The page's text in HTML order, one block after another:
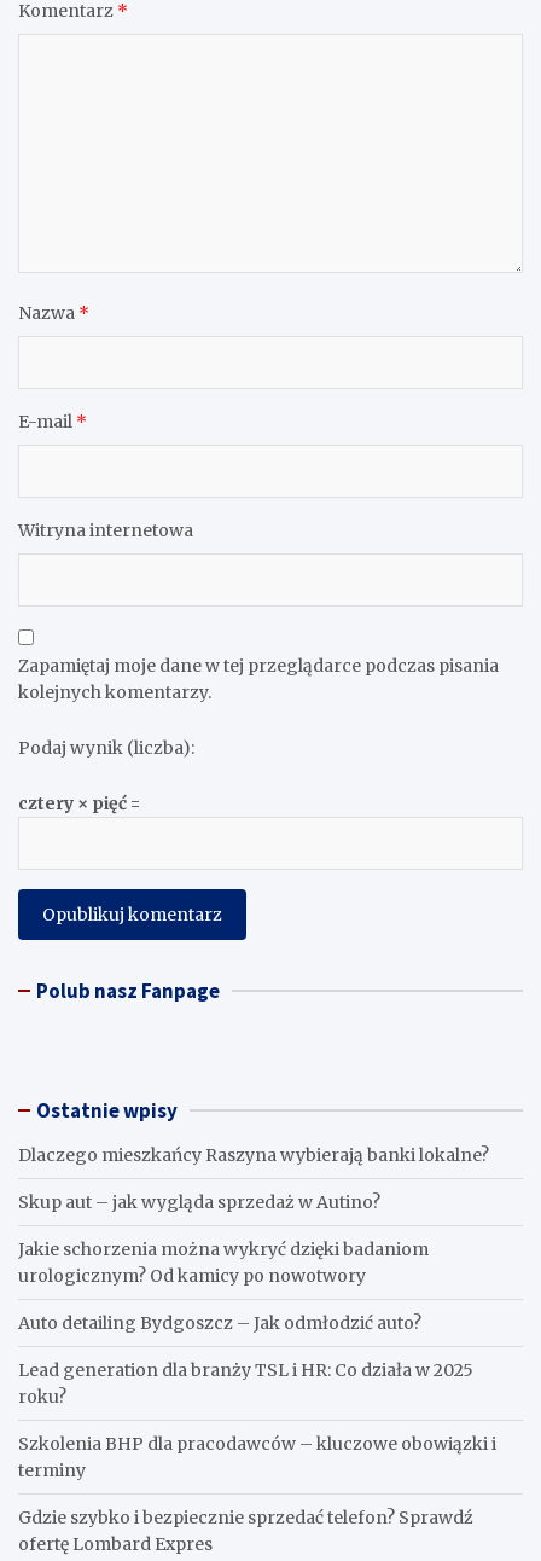
Komentarz *
Nazwa *
E-mail *
Witryna internetowa
Zapamiętaj moje dane w tej przeglądarce podczas pisania
kolejnych komentarzy.
Podaj wynik (liczba):
cztery × pięć =
Polub nasz Fanpage
Ostatnie wpisy
Dlaczego mieszkańcy Raszyna wybierają banki lokalne?
Skup aut – jak wygląda sprzedaż w Autino?
Jakie schorzenia można wykryć dzięki badaniom
urologicznym? Od kamicy po nowotwory
Auto detailing Bydgoszcz – Jak odmłodzić auto?
Lead generation dla branży TSL i HR: Co działa w 2025
roku?
Szkolenia BHP dla pracodawców – kluczowe obowiązki i
terminy
Gdzie szybko i bezpiecznie sprzedać telefon? Sprawdź
ofertę Lombard Expres